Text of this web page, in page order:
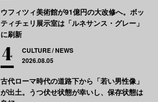
ウフィツィ美術館が91億円の大改修へ。ボッ
ティチェリ展示室は「ルネサンス・グレー」
に刷新
CULTURE NEWS
2026.08.05
古代ローマ時代の道路下から「若い男性像」
が出土。うつ伏せ状態が幸いし、保存状態は